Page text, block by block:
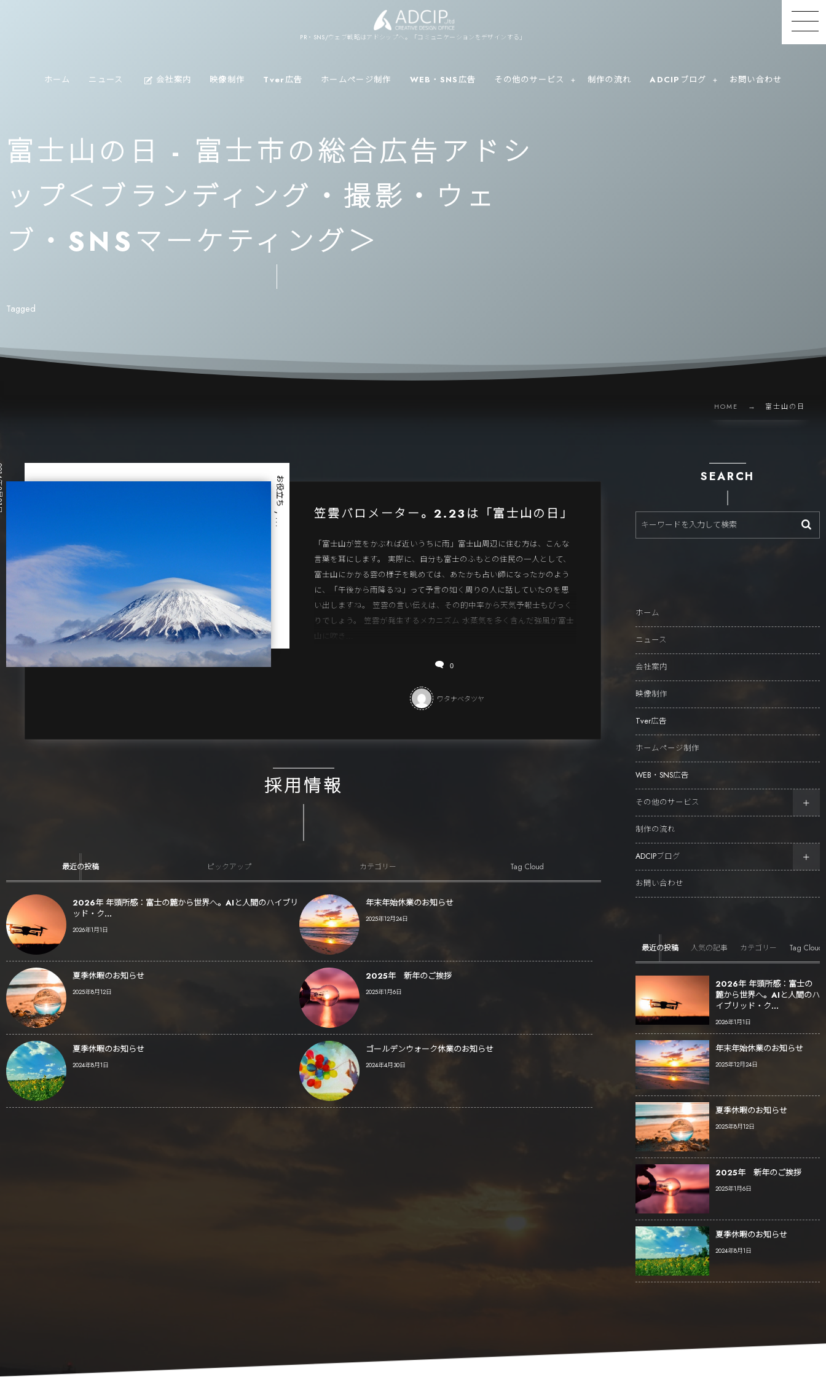
PR・SNS/ウェブ戦略はアドシップへ。「コミュニケーションをデザインする」
ホーム ニュース 会社案内
about
us 映像制作 Tver広告 ホームページ制作 WEB・SNS広告 その他のサービス 制作の流れ ADCIPブログ お問い合わせ
富士山の日 - 富士市の総合広告アドシ
ップ＜ブランディング・撮影・ウェ
ブ・SNSマーケティング＞
Tagged
HOME 富士山の日
お役立ち
, … 笠雲バロメーター。2.23は「富士山の日」
「富士山が笠をかぶれば近いうちに雨」富士山周辺に住む方は、こんな
言葉を耳にします。 実際に、自分も富士のふもとの住民の一人として、
富士山にかかる雲の様子を眺めては、あたかも占い師になったかのよう
に、「午後から雨降るね」って予言の如く周りの人に話していたのを思
い出しますね。 笠雲の言い伝えは、その的中率から天気予報士もびっく
りでしょう。 笠雲が発生するメカニズム 水蒸気を多く含んだ強風が富士
山に吹き...
0
ワタナベタツヤ
日
採用情報
最近の投稿 ピックアップ カテゴリー Tag Cloud
2026年 年頭所感：富士の麓から世界へ。AIと人間のハイブリ
ッド・ク...
2026年1月1日
年末年始休業のお知らせ
2025年12月24日
夏季休暇のお知らせ
2025年8月12日
2025年 新年のご挨拶
2025年1月6日
夏季休暇のお知らせ
2024年8月1日
ゴールデンウォーク休業のお知らせ
2024年4月30日
SEARCH
ホーム
ニュース
会社案内
映像制作
Tver広告
ホームページ制作
WEB・SNS広告
その他のサービス
制作の流れ
ADCIPブログ
お問い合わせ
最近の投稿 人気の記事 カテゴリー Tag Cloud
2026年 年頭所感：富士の
麓から世界へ。AIと人間のハ
イブリッド・ク...
2026年1月1日
年末年始休業のお知らせ
2025年12月24日
夏季休暇のお知らせ
2025年8月12日
2025年 新年のご挨拶
2025年1月6日
夏季休暇のお知らせ
2024年8月1日